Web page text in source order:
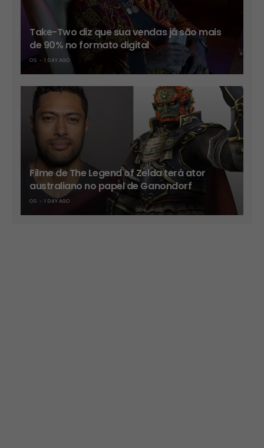
Take-Two diz que sua vendas já são mais
de 90% no formato digital
OS 1 DAY AGO
Filme de The Legend of Zelda terá ator
australiano no papel de Ganondorf
OS 1 DAY AGO